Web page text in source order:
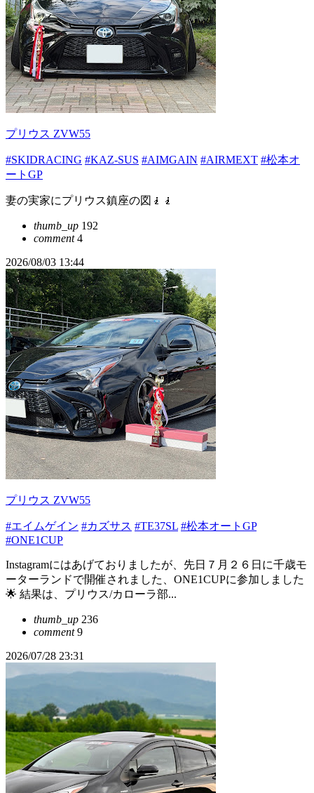
プリウス ZVW55
#SKIDRACING #KAZ-SUS #AIMGAIN #AIRMEXT #松本オ
ートGP
妻の実家にプリウス鎮座の図🧎🧎
thumb_up 192
comment4
2026/08/03 13:44
プリウス ZVW55
#エイムゲイン #カズサス #TE37SL #松本オートGP
#ONE1CUP
Instagramにはあげておりましたが、先日７月２６日に千歳モ
ーターランドで開催されました、ONE1CUPに参加しました
🌟 結果は、プリウス/カローラ部...
thumb_up 236
comment9
2026/07/28 23:31